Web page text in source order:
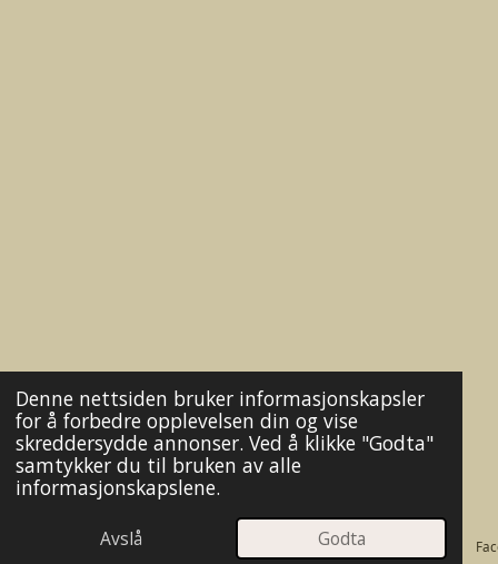
Denne nettsiden bruker informasjonskapsler
for å forbedre opplevelsen din og vise
skreddersydde annonser. Ved å klikke "Godta"
samtykker du til bruken av alle
informasjonskapslene.
Avslå Godta
E-post